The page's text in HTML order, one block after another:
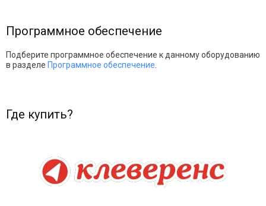
Программное обеспечение
Подберите программное обеспечение к данному оборудованию
в разделе Программное обеспечение
Где купить?